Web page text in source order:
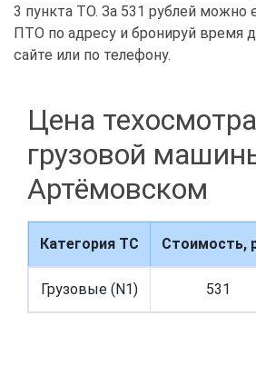
3 пункта ТО. За 531 рублей можно
ПТО по адресу и бронируй время
сайте или по телефону.
Цена техосмотра
грузовой
Артёмовском
Категория ТС Стоимость,
Грузовые (N1) 531